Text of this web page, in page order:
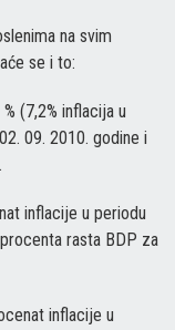
na svim
se i to:
(7,2% inflacija u
09. 2010. godine i
inflacije u periodu
rasta BDP za
inflacije u